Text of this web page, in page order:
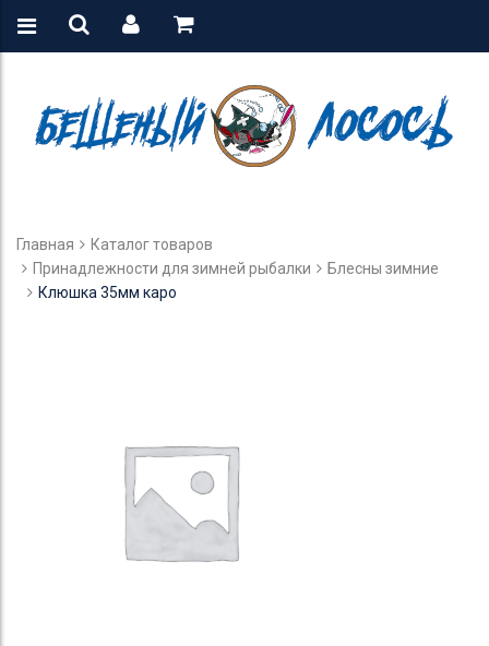
Главная
Каталог товаров
Принадлежности для зимней рыбалки
Блесны зимние
Клюшка 35мм каро